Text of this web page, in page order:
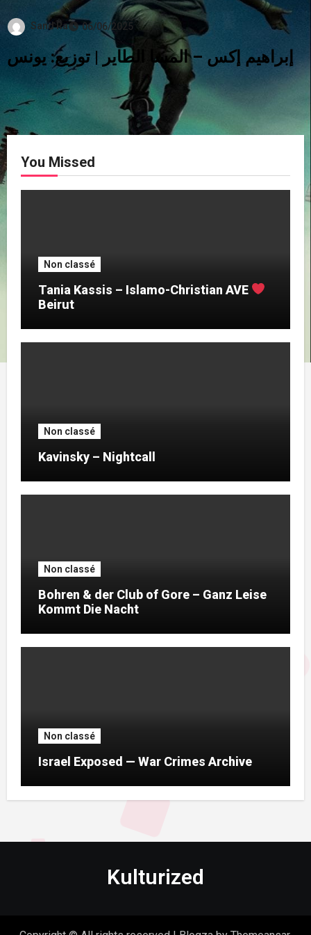
Sand Ra 06/06/2025
إبراهيم إكس – المسا الطاير | توزيع: يونس
You Missed
Non classé
Tania Kassis – Islamo-Christian AVE
Beirut
Non classé
Kavinsky – Nightcall
Non classé
Bohren & der Club of Gore – Ganz Leise
Kommt Die Nacht
Non classé
Israel Exposed — War Crimes Archive
Kulturized